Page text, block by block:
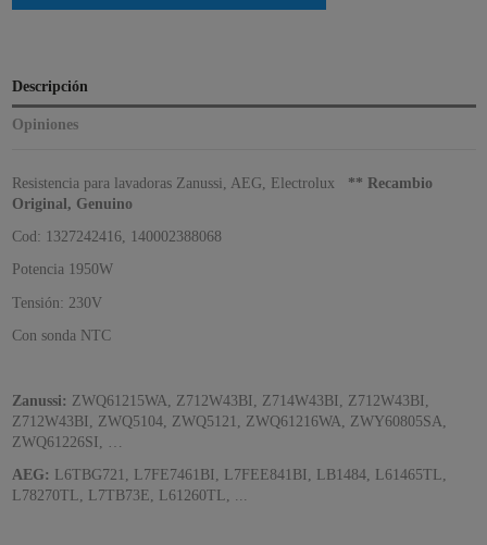
Descripción
Opiniones
Resistencia para lavadoras Zanussi, AEG, Electrolux
** Recambio
Original, Genuino
Cod: 1327242416, 140002388068
Potencia 1950W
Tensión: 230V
Con sonda NTC
Zanussi: ZWQ61215WA, Z712W43BI, Z714W43BI, Z712W43BI,
Z712W43BI, ZWQ5104, ZWQ5121, ZWQ61216WA, ZWY60805SA,
ZWQ61226SI, …
AEG: L6TBG721, L7FE7461BI, L7FEE841BI, LB1484, L61465TL,
L78270TL, L7TB73E, L61260TL, ...